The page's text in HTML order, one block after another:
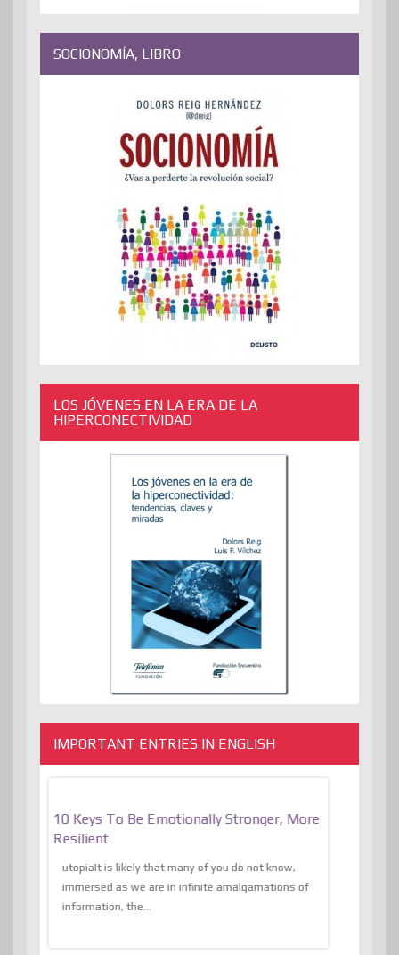
SOCIONOMÍA, LIBRO
LOS JÓVENES EN LA ERA DE LA
HIPERCONECTIVIDAD
IMPORTANT ENTRIES IN ENGLISH
10 Keys To Be Emotionally Stronger, More
Resilient
utopiaIt is likely that many of you do not know,
immersed as we are in infinite amalgamations of
information, the...